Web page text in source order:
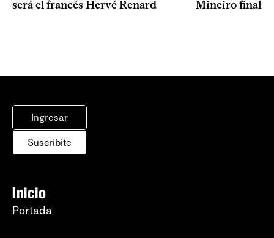
será el francés Hervé Renard Mineiro
Ingresar
Suscribite
Inicio
Portada